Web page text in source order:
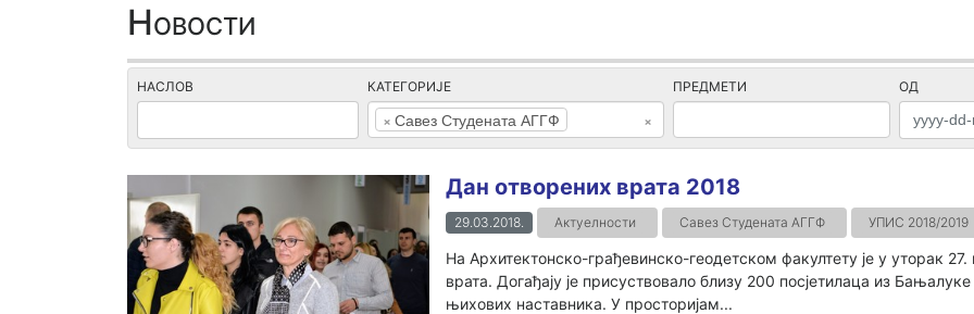
Новости
НАСЛОВ КАТЕГОРИЈЕ
×
× Савез Студената АГГФ
ПРЕДМЕТИ ОД
Дан отворених врата 2018
29.03.2018. Актуелности Савез Студената АГГФ УПИС 2018/2019
На Архитектонско-грађевинско-геодетском факултету је у уторак
врата. Догађају је присуствовало близу 200 посјетилаца из
њихових наставника. У просторијам...